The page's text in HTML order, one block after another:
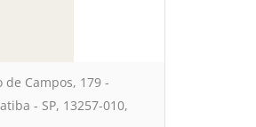
de Campos, 179 -
- SP, 13257-010,